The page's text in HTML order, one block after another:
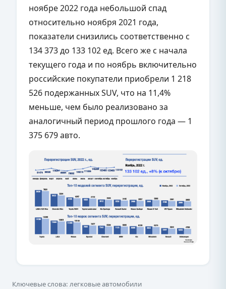
ноябре 2022 года небольшой спад
относительно ноября 2021 года,
показатели снизились соответственно с
134 373 до 133 102 ед. Всего же с начала
текущего года и по ноябрь включительно
российские покупатели приобрели 1 218
526 подержанных SUV, что на 11,4%
меньше, чем было реализовано за
аналогичный период прошлого года — 1
375 679 авто.
Ключевые слова: легковые автомобили